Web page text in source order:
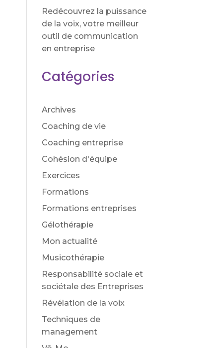
Redécouvrez la puissance
de la voix, votre meilleur
outil de communication
en entreprise
Catégories
Archives
Coaching de vie
Coaching entreprise
Cohésion d'équipe
Exercices
Formations
Formations entreprises
Gélothérapie
Mon actualité
Musicothérapie
Responsabilité sociale et
sociétale des Entreprises
Révélation de la voix
Techniques de
management